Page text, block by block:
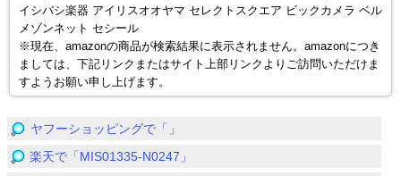
イシバシ楽器 アイリスオオヤマ セレクトスクエア ビックカメラ ベル
メゾンネット セシール
※現在、amazonの商品が検索結果に表示されません。amazonにつき
ましては、下記リンクまたはサイト上部リンクよりご訪問いただけま
すようお願い申し上げます。
ヤフーショッピングで「」
楽天で「MIS01335-N0247」